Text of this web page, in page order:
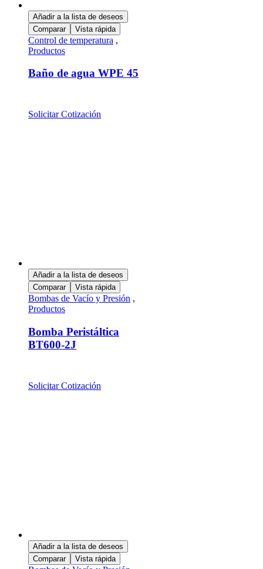
Añadir a la lista de deseos
Comparar
Vista rápida
Control de temperatura ,
Productos
Baño de agua WPE 45
Solicitar Cotización
Añadir a la lista de deseos
Comparar
Vista rápida
Bombas de Vacío y Presión ,
Productos
Bomba Peristáltica
BT600-2J
Solicitar Cotización
Añadir a la lista de deseos
Comparar
Vista rápida